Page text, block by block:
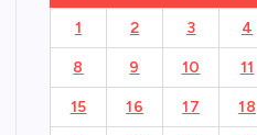
1 2 3 4
8 9 10 11
15 16 17 18